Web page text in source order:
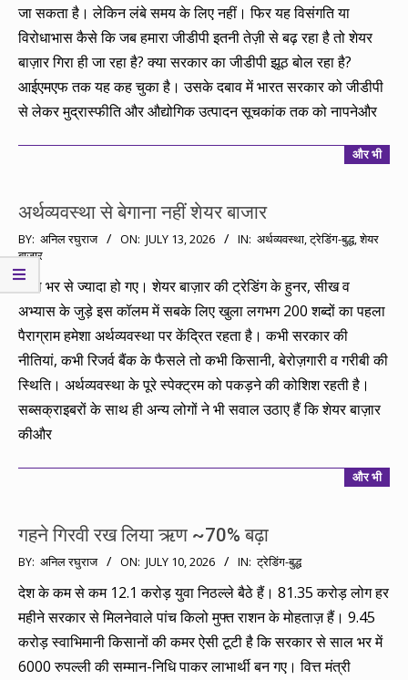
जा सकता है। लेकिन लंबे समय के लिए नहीं। फिर यह विसंगति या
विरोधाभास कैसे कि जब हमारा जीडीपी इतनी तेज़ी से बढ़ रहा है तो शेयर
बाज़ार गिरा ही जा रहा है? क्या सरकार का जीडीपी झूठ बोल रहा है?
आईएमएफ तक यह कह चुका है। उसके दबाव में भारत सरकार को जीडीपी
से लेकर मुद्रास्फीति और औद्योगिक उत्पादन सूचकांक तक को नापनेऔर
और भी
अर्थव्यवस्था से बेगाना नहीं शेयर बाजार
2026-
07-
13
BY: अनिल रघुराज ON: JULY 13, 2026 IN: अर्थव्यवस्था,ट्रेडिंग-बुद्ध,शेयर
बाजार
साल भर से ज्यादा हो गए। शेयर बाज़ार की ट्रेडिंग के हुनर, सीख व
अभ्यास के जुड़े इस कॉलम में सबके लिए खुला लगभग 200 शब्दों का पहला
पैराग्राम हमेशा अर्थव्यवस्था पर केंद्रित रहता है। कभी सरकार की
नीतियां, कभी रिजर्व बैंक के फैसले तो कभी किसानी, बेरोज़गारी व गरीबी की
स्थिति। अर्थव्यवस्था के पूरे स्पेक्ट्रम को पकड़ने की कोशिश रहती है।
सब्सक्राइबरों के साथ ही अन्य लोगों ने भी सवाल उठाए हैं कि शेयर बाज़ार
कीऔर
और भी
गहने गिरवी रख लिया ऋण ~70% बढ़ा
2026-
07-
10
BY: अनिल रघुराज ON: JULY 10, 2026 IN: ट्रेडिंग-बुद्ध
देश के कम से कम 12.1 करोड़ युवा निठल्ले बैठे हैं। 81.35 करोड़ लोग हर
महीने सरकार से मिलनेवाले पांच किलो मुफ्त राशन के मोहताज़ हैं। 9.45
करोड़ स्वाभिमानी किसानों की कमर ऐसी टूटी है कि सरकार से साल भर में
6000 रुपल्ली की सम्मान-निधि पाकर लाभार्थी बन गए। वित्त मंत्री